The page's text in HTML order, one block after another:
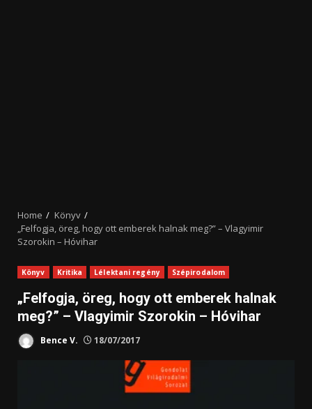
Home
Könyv
„Felfogja, öreg, hogy ott emberek halnak meg?” – Vlagyimir
Szorokin – Hóvihar
Könyv Kritika Lélektani regény Szépirodalom
„Felfogja, öreg, hogy ott emberek halnak
meg?” – Vlagyimir Szorokin – Hóvihar
Bence V. 18/07/2017